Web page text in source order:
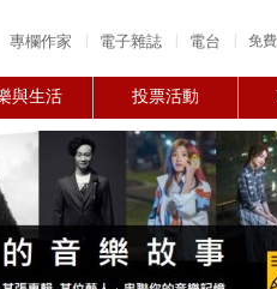
免
專欄作家 電子雜誌 電台
與生活 投票活動